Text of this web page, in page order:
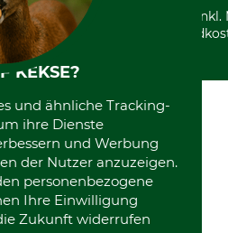
*Alle Preise in Euro und
KEKSE?
und ähnliche Tracking-
ihre Dienste
und Werbung
der Nutzer anzuzeigen.
personenbezogene
Ihre Einwilligung
Zukunft widerrufen